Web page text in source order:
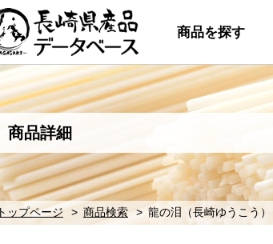
商品を探す
商品詳細
トップページ 商品検索 龍の泪（長崎ゆうこう）